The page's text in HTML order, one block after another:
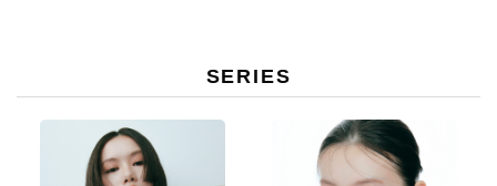
SERIES